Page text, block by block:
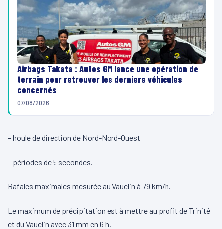
Airbags Takata : Autos GM lance une opération de
terrain pour retrouver les derniers véhicules
concernés
07/08/2026
– houle de direction de Nord-Nord-Ouest
– périodes de 5 secondes.
Rafales maximales mesurée au Vauclin à 79 km/h.
Le maximum de précipitation est à mettre au profit de Trinité
et du Vauclin avec 31 mm en 6 h.